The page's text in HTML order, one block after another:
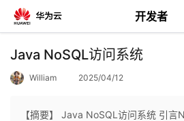
开发者
返
Java NoSQL访问系统
William 2025/04/12
【摘要】 Java NoSQL访问系统 引